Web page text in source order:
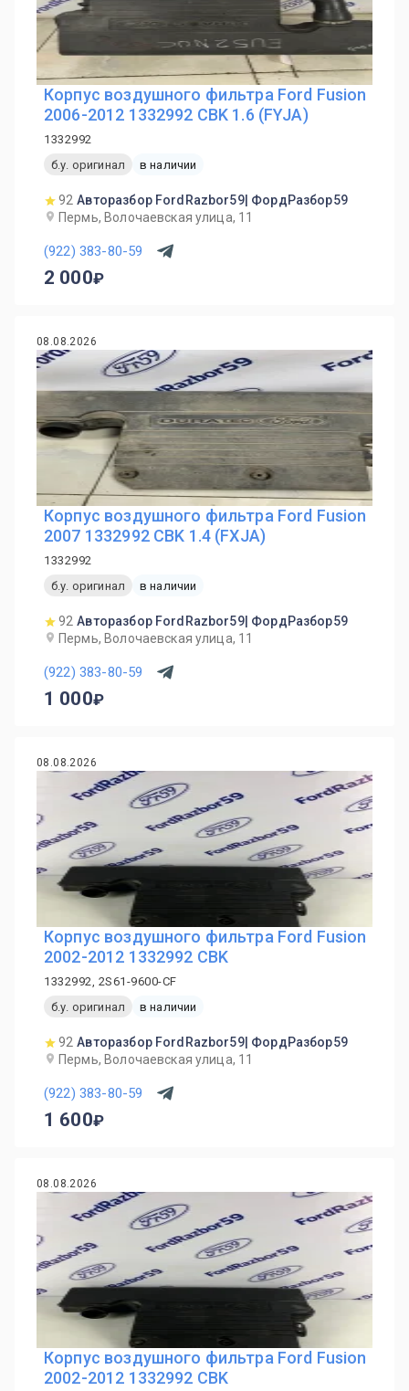
Корпус воздушного фильтра Ford Fusion
2006-2012 1332992 CBK 1.6 (FYJA)
1332992
б.у. оригинал
в наличии
92 Авторазбор FordRazbor59| ФордРазбор59
Пермь, Волочаевская улица, 11
(922) 383-80-59
2 000
08.08.2026
Корпус воздушного фильтра Ford Fusion
2007 1332992 CBK 1.4 (FXJA)
1332992
б.у. оригинал
в наличии
92 Авторазбор FordRazbor59| ФордРазбор59
Пермь, Волочаевская улица, 11
(922) 383-80-59
1 000
08.08.2026
Корпус воздушного фильтра Ford Fusion
2002-2012 1332992 CBK
1332992, 2S61-9600-CF
б.у. оригинал
в наличии
92 Авторазбор FordRazbor59| ФордРазбор59
Пермь, Волочаевская улица, 11
(922) 383-80-59
1 600
08.08.2026
Корпус воздушного фильтра Ford Fusion
2002-2012 1332992 CBK